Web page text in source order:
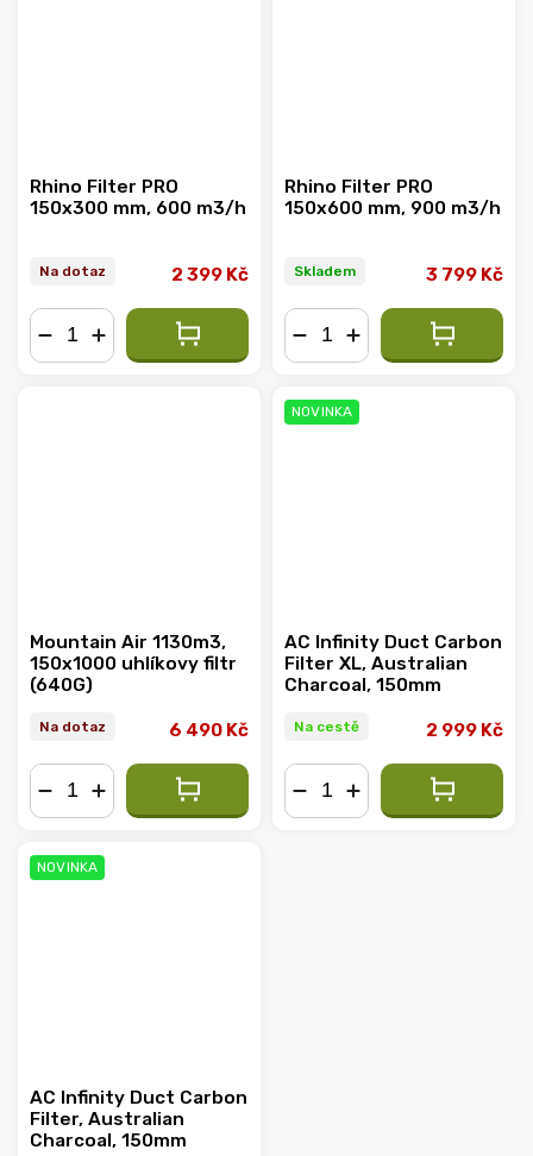
Rhino Filter PRO
150x300 mm, 600 m3/h
Na dotaz 2 399 Kč
Rhino Filter PRO
150x600 mm, 900 m3/h
Skladem 3 799 Kč
Mountain Air 1130m3,
150x1000 uhlíkovy filtr
(640G)
Na dotaz 6 490 Kč
NOVINKA
AC Infinity Duct Carbon
Filter XL, Australian
Charcoal, 150mm
Na cestě 2 999 Kč
NOVINKA
AC Infinity Duct Carbon
Filter, Australian
Charcoal, 150mm